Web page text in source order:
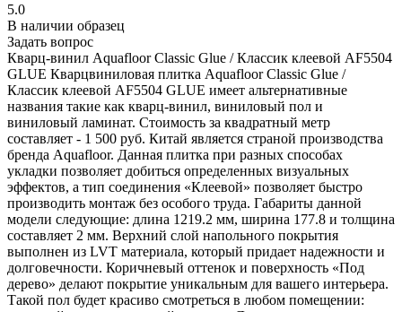
5.0
В наличии образец
Задать вопрос
Кварц-винил Aquafloor Classic Glue / Классик клеевой AF5504
GLUE Кварцвиниловая плитка Aquafloor Classic Glue /
Классик клеевой AF5504 GLUE имеет альтернативные
названия такие как кварц-винил, виниловый пол и
виниловый ламинат. Стоимость за квадратный метр
составляет - 1 500 руб. Китай является страной производства
бренда Aquafloor. Данная плитка при разных способах
укладки позволяет добиться определенных визуальных
эффектов, а тип соединения «Клеевой» позволяет быстро
производить монтаж без особого труда. Габариты данной
модели следующие: длина 1219.2 мм, ширина 177.8 и толщина
составляет 2 мм. Верхний слой напольного покрытия
выполнен из LVT материала, который придает надежности и
долговечности. Коричневый оттенок и поверхность «Под
дерево» делают покрытие уникальным для вашего интерьера.
Такой пол будет красиво смотреться в любом помещении: